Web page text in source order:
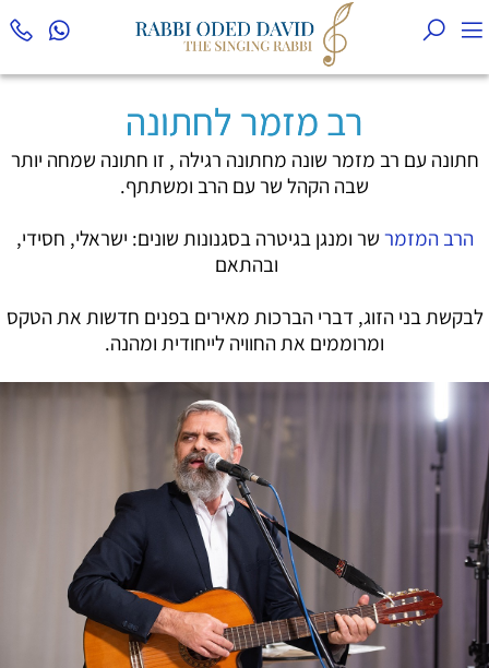
רב מזמר לחתונה
חתונה עם רב מזמר שונה מחתונה רגילה , זו חתונה שמחה יותר
שבה הקהל שר עם הרב ומשתתף.
הרב המזמר שר ומנגן בגיטרה בסגנונות שונים: ישראלי, חסידי,
ובהתאם
לבקשת בני הזוג, דברי הברכות מאירים בפנים חדשות את הטקס
ומרוממים את החוויה לייחודית ומהנה.